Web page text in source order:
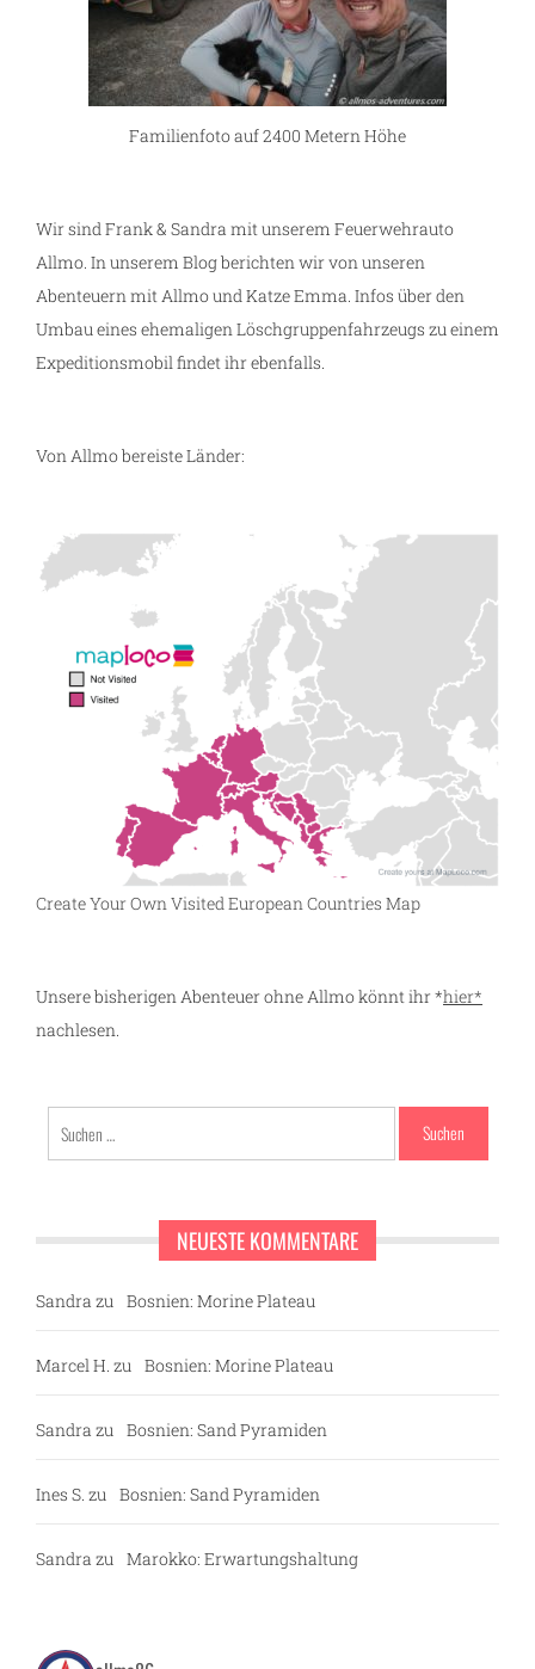
Familienfoto auf 2400 Metern Höhe
Wir sind Frank & Sandra mit unserem Feuerwehrauto
Allmo. In unserem Blog berichten wir von unseren
Abenteuern mit Allmo und Katze Emma. Infos über den
Umbau eines ehemaligen Löschgruppenfahrzeugs zu einem
Expeditionsmobil findet ihr ebenfalls.
Von Allmo bereiste Länder:
Create Your Own Visited European Countries Map
Unsere bisherigen Abenteuer ohne Allmo könnt ihr *hier*
nachlesen.
nach:
NEUESTE KOMMENTARE
Sandra zu Bosnien: Morine Plateau
Marcel H. zu Bosnien: Morine Plateau
Sandra zu Bosnien: Sand Pyramiden
Ines S. zu Bosnien: Sand Pyramiden
Sandra zu Marokko: Erwartungshaltung